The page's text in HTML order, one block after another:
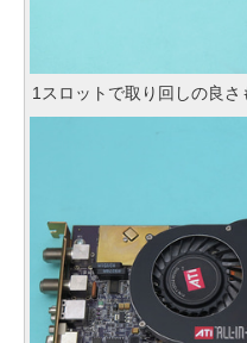
1スロットで取り回しの良